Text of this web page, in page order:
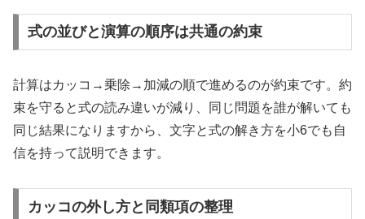
式の並びと演算の順序は共通の約束
計算はカッコ→乗除→加減の順で進めるのが約束です。約
束を守ると式の読み違いが減り、同じ問題を誰が解いても
同じ結果になりますから、文字と式の解き方を小6でも自
信を持って説明できます。
カッコの外し方と同類項の整理